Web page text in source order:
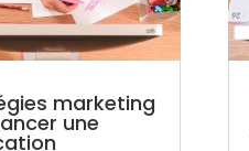
marketing
une